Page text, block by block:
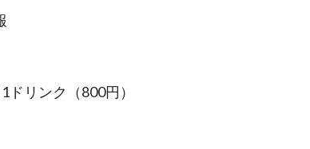
ドリンク（800円）